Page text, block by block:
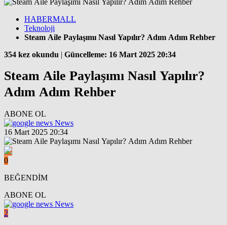
HABERMALL
Teknoloji
Steam Aile Paylaşımı Nasıl Yapılır? Adım Adım Rehber
354 kez okundu | Güncelleme: 16 Mart 2025 20:34
Steam Aile Paylaşımı Nasıl Yapılır?
Adım Adım Rehber
ABONE OL
News
16 Mart 2025 20:34
0
BEĞENDİM
ABONE OL
News
2